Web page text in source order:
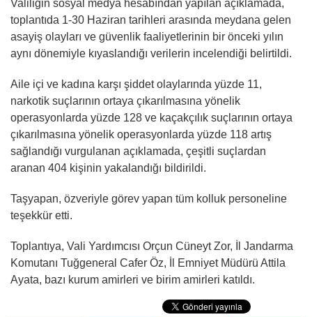
Valiliğin sosyal medya hesabından yapılan açıklamada,
toplantıda 1-30 Haziran tarihleri arasında meydana gelen
asayiş olayları ve güvenlik faaliyetlerinin bir önceki yılın
aynı dönemiyle kıyaslandığı verilerin incelendiği belirtildi.
Aile içi ve kadına karşı şiddet olaylarında yüzde 11,
narkotik suçlarının ortaya çıkarılmasına yönelik
operasyonlarda yüzde 128 ve kaçakçılık suçlarının ortaya
çıkarılmasına yönelik operasyonlarda yüzde 118 artış
sağlandığı vurgulanan açıklamada, çeşitli suçlardan
aranan 404 kişinin yakalandığı bildirildi.
Taşyapan, özveriyle görev yapan tüm kolluk personeline
teşekkür etti.
Toplantıya, Vali Yardımcısı Orçun Cüneyt Zor, İl Jandarma
Komutanı Tuğgeneral Cafer Öz, İl Emniyet Müdürü Attila
Ayata, bazı kurum amirleri ve birim amirleri katıldı.